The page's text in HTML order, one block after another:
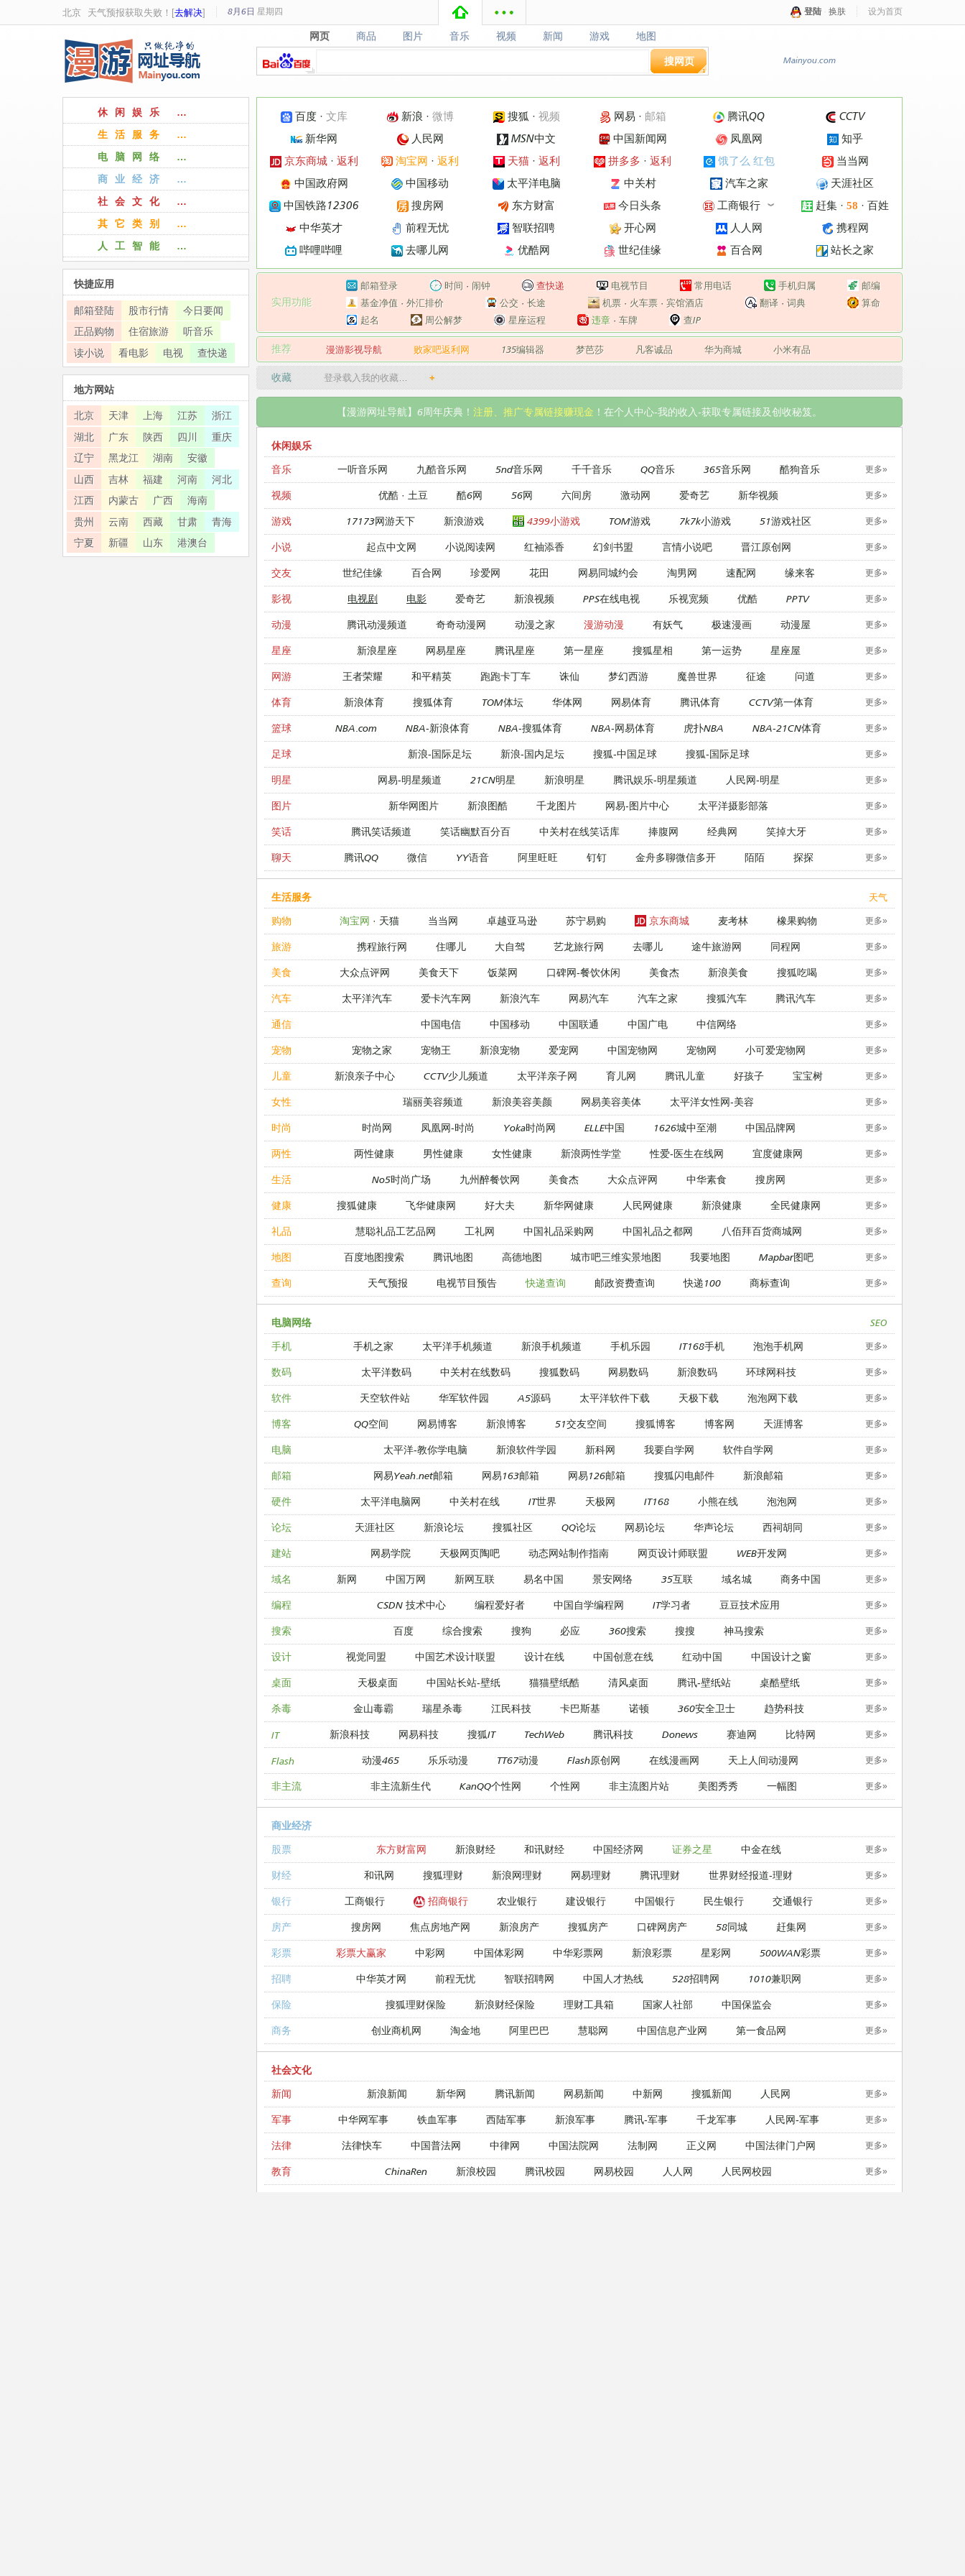
北京 天气预报获取失败！[去解决] 8月6日 星期四 登陆 换肤 设为首页
网页
网页 商品
商品 图片
图片 音乐
音乐 视频
视频 新闻
新闻 游戏
游戏 地图
地图
搜网页 Mainyou.com
百度· 文库 新浪 · 微博 搜狐 · 视频 网易 · 邮箱 腾讯QQ
CCTV
新华网
人民网 MSN中文 中国新闻网 凤凰网
知乎
京东商城· 返利 淘宝网 · 返利 天猫· 返利 拼多多 · 返利 饿了么 红包
当当网
中国政府网
中国移动 太平洋电脑 中关村 汽车之家
天涯社区
中国铁路12306
搜房网 东方财富 今日头条 工商银行 ︾ 赶集 · 58 · 百姓
中华英才
前程无忧 智联招聘 开心网 人人网
携程网
哔哩哔哩
去哪儿网 优酷网 世纪佳缘 百合网 站长之家
实用功能
邮箱登录 时间· 闹钟 查快递 电视节目 常用电话 手机归属
邮编
基金净值 · 外汇排价 公交 ·长途 机票· 火车票· 宾馆酒店 翻译· 词典
算命
起名
周公解梦 星座运程 违章 · 车牌 查IP
推荐 漫游影视导航 败家吧返利网 135编辑器 梦芭莎 凡客诚品 华为商城 小米有品
收藏 登录载入我的收藏… +
【漫游网址导航】6周年庆典！ 注册、推广专属链接赚现金 ！在个人中心-我的收入-获取专属链接及创收秘笈。
休闲娱乐
音乐
一听音乐网 九酷音乐网 5nd音乐网 千千音乐 QQ音乐 365音乐网 酷狗音乐 更多»
视频 优酷 · 土豆 酷6网 56网 六间房 激动网 爱奇艺 新华视频 更多»
游戏 17173网游天下 新浪游戏 4399小游戏 TOM游戏 7k7k小游戏 51游戏社区 更多»
小说 起点中文网 小说阅读网 红袖添香 幻剑书盟 言情小说吧 晋江原创网 更多»
交友 世纪佳缘 百合网 珍爱网 花田 网易同城约会 淘男网 速配网 缘来客 更多»
影视 电视剧 电影 爱奇艺 新浪视频 PPS在线电视 乐视宽频 优酷 PPTV 更多»
动漫 腾讯动漫频道 奇奇动漫网 动漫之家 漫游动漫 有妖气 极速漫画 动漫屋 更多»
星座 新浪星座 网易星座 腾讯星座 第一星座 搜狐星相 第一运势 星座屋 更多»
网游 王者荣耀 和平精英 跑跑卡丁车 诛仙 梦幻西游 魔兽世界 征途 问道 更多»
体育 新浪体育 搜狐体育 TOM体坛 华体网 网易体育 腾讯体育 CCTV第一体育 更多»
篮球 NBA.com NBA-新浪体育 NBA-搜狐体育 NBA-网易体育 虎扑NBA NBA-21CN体育 更多»
足球 新浪-国际足坛 新浪-国内足坛 搜狐-中国足球 搜狐-国际足球 更多»
明星 网易-明星频道 21CN明星 新浪明星 腾讯娱乐-明星频道 人民网-明星 更多»
图片 新华网图片 新浪图酷 千龙图片 网易-图片中心 太平洋摄影部落 更多»
笑话 腾讯笑话频道 笑话幽默百分百 中关村在线笑话库 捧腹网 经典网 笑掉大牙 更多»
聊天 腾讯QQ 微信 YY语音 阿里旺旺 钉钉 金舟多聊微信多开 陌陌 探探 更多»
天气
生活服务
购物
淘宝网 · 天猫 当当网 卓越亚马逊 苏宁易购 京东商城 麦考林 橡果购物 更多»
旅游 携程旅行网 住哪儿 大自驾 艺龙旅行网 去哪儿 途牛旅游网 同程网 更多»
美食 大众点评网 美食天下 饭菜网 口碑网-餐饮休闲 美食杰 新浪美食 搜狐吃喝 更多»
汽车 太平洋汽车 爱卡汽车网 新浪汽车 网易汽车 汽车之家 搜狐汽车 腾讯汽车 更多»
通信 中国电信 中国移动 中国联通 中国广电 中信网络 更多»
宠物 宠物之家 宠物王 新浪宠物 爱宠网 中国宠物网 宠物网 ​小可爱宠物网 更多»
儿童 新浪亲子中心 CCTV少儿频道 太平洋亲子网 育儿网 腾讯儿童 好孩子 宝宝树 更多»
女性 瑞丽美容频道 新浪美容美颜 网易美容美体 太平洋女性网-美容 更多»
时尚 时尚网 凤凰网-时尚 Yoka时尚网 ELLE中国 1626城中至潮 中国品牌网 更多»
两性 两性健康 男性健康 女性健康 新浪两性学堂 性爱-医生在线网 宜度健康网 更多»
生活 No5时尚广场 九州醉餐饮网 美食杰 大众点评网 中华素食 搜房网 更多»
健康 搜狐健康 飞华健康网 好大夫 新华网健康 人民网健康 新浪健康 全民健康网 更多»
礼品 慧聪礼品工艺品网 工礼网 中国礼品采购网 中国礼品之都网 八佰拜百货商城网 更多»
地图 百度地图搜索 腾讯地图 高德地图 城市吧三维实景地图 我要地图 Mapbar图吧 更多»
查询 天气预报 电视节目预告 快递查询 邮政资费查询 快递100 商标查询 更多»
SEO
电脑网络
手机
手机之家 太平洋手机频道 新浪手机频道 手机乐园 IT168手机 泡泡手机网 更多»
数码 太平洋数码 中关村在线数码 搜狐数码 网易数码 新浪数码 环球网科技 更多»
软件 天空软件站 华军软件园 A5源码 太平洋软件下载 天极下载 泡泡网下载 更多»
博客 QQ空间 网易博客 新浪博客 51交友空间 搜狐博客 博客网 天涯博客 更多»
电脑 太平洋-教你学电脑 新浪软件学园 新科网 我要自学网 软件自学网 更多»
邮箱 网易Yeah.net邮箱 网易163邮箱 网易126邮箱 搜狐闪电邮件 新浪邮箱 更多»
硬件 太平洋电脑网 中关村在线 IT世界 天极网 IT168 小熊在线 泡泡网 更多»
论坛 天涯社区 新浪论坛 搜狐社区 QQ论坛 网易论坛 华声论坛 西祠胡同 更多»
建站 网易学院 天极网页陶吧 动态网站制作指南 网页设计师联盟 WEB开发网 更多»
域名 新网 中国万网 新网互联 易名中国 景安网络 35互联 域名城 商务中国 更多»
编程 CSDN 技术中心 编程爱好者 中国自学编程网 IT学习者 豆豆技术应用 更多»
搜索 百度 综合搜索 搜狗 必应 360搜索 搜搜 神马搜索 更多»
设计 视觉同盟 中国艺术设计联盟 设计在线 中国创意在线 红动中国 中国设计之窗 更多»
桌面 天极桌面 中国站长站-壁纸 猫猫壁纸酷 清风桌面 腾讯-壁纸站 桌酷壁纸 更多»
杀毒 金山毒霸 瑞星杀毒 江民科技 卡巴斯基 诺顿 360安全卫士 趋势科技 更多»
IT 新浪科技 网易科技 搜狐IT TechWeb 腾讯科技 Donews 赛迪网 比特网 更多»
Flash 动漫465 乐乐动漫 TT67动漫 Flash原创网 在线漫画网 天上人间动漫网 更多»
非主流 非主流新生代 KanQQ个性网 个性网 非主流图片站 美图秀秀 一幅图 更多»
商业经济
股票
东方财富网 新浪财经 和讯财经 中国经济网 证券之星 中金在线 更多»
财经 和讯网 搜狐理财 新浪网理财 网易理财 腾讯理财 世界财经报道-理财 更多»
银行 工商银行 招商银行 农业银行 建设银行 中国银行 民生银行 交通银行 更多»
房产 搜房网 焦点房地产网 新浪房产 搜狐房产 口碑网房产 58同城 赶集网 更多»
彩票 彩票大赢家 中彩网 中国体彩网 中华彩票网 新浪彩票 星彩网 500WAN彩票 更多»
招聘 中华英才网 前程无忧 智联招聘网 中国人才热线 528招聘网 1010兼职网 更多»
保险 搜狐理财保险 新浪财经保险 理财工具箱 国家人社部 中国保监会 更多»
商务 创业商机网 淘金地 阿里巴巴 慧聪网 中国信息产业网 第一食品网 更多»
社会文化
新闻
新浪新闻 新华网 腾讯新闻 网易新闻 中新网 搜狐新闻 人民网 更多»
军事 中华网军事 铁血军事 西陆军事 新浪军事 腾讯-军事 千龙军事 人民网-军事 更多»
法律 法律快车 中国普法网 中律网 中国法院网 法制网 正义网 中国法律门户网 更多»
教育 ChinaRen 新浪校园 腾讯校园 网易校园 人人网 人民网校园 更多»
休闲娱乐 …
生活服务 …
电脑网络 …
商业经济 …
社会文化 …
其它类别 …
人工智能 …
快捷应用
邮箱登陆 股市行情
今日要闻
正品购物
住宿旅游
听音乐
读小说
看电影 电视 查快递
地方网站
北京 天津 上海 江苏
浙江
湖北
广东 陕西 四川
重庆
辽宁
黑龙江 湖南
安徽
山西
吉林 福建 河南
河北
江西
内蒙古 广西
海南
贵州
云南 西藏 甘肃
青海
宁夏
新疆 山东 港澳台